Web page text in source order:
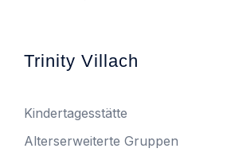
Trinity Villach
Kindertagesstätte
Alterserweiterte Gruppen